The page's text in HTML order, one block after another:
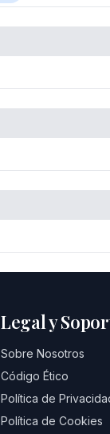
Legal y
Sobre Nosotros
Código Ético
Política de
Política de Cookies